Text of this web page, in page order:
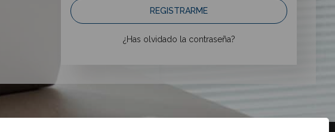
REGISTRARME
¿Has olvidado la contraseña?